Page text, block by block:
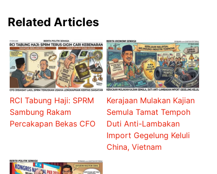
Related Articles
RCI Tabung Haji: SPRM
Sambung Rakam
Percakapan Bekas CFO
Kerajaan Mulakan Kajian
Semula Tamat Tempoh
Duti Anti-Lambakan
Import Gegelung Keluli
China, Vietnam